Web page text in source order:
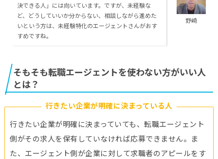
決できる人」には向いています。ですが、未経験な
ど、どうしていいか分からない、相談しながら進めた
いという方は、未経験特化のエージェントさんがおす
すめですね。
野崎
そもそも転職エージェントを使わない方がいい人
とは？
行きたい企業が明確に決まっている人
行きたい企業が明確に決まっていても、転職エージェント
側がその求人を保有していなければ応募できません。ま
た、エージェント側が企業に対して求職者のアピールをす